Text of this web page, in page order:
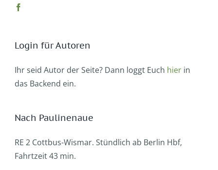
Login für Autoren
Ihr seid Autor der Seite? Dann loggt Euch hier in
das Backend ein.
Nach Paulinenaue
RE 2 Cottbus-Wismar. Stündlich ab Berlin Hbf,
Fahrtzeit 43 min.